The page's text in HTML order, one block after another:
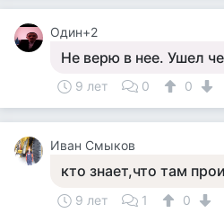
Один+2
Не верю в нее. Ушел
9 лет 0 0
Иван Смыков
кто знает,что там
9 лет 1
0